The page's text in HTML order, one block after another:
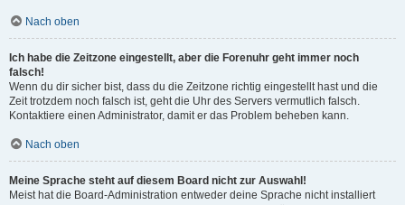
Nach oben
Ich habe die Zeitzone eingestellt, aber die Forenuhr geht immer noch
falsch!
Wenn du dir sicher bist, dass du die Zeitzone richtig eingestellt hast und die
Zeit trotzdem noch falsch ist, geht die Uhr des Servers vermutlich falsch.
Kontaktiere einen Administrator, damit er das Problem beheben kann.
Nach oben
Meine Sprache steht auf diesem Board nicht zur Auswahl!
Meist hat die Board-Administration entweder deine Sprache nicht installiert